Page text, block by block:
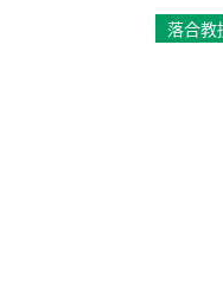
落合教